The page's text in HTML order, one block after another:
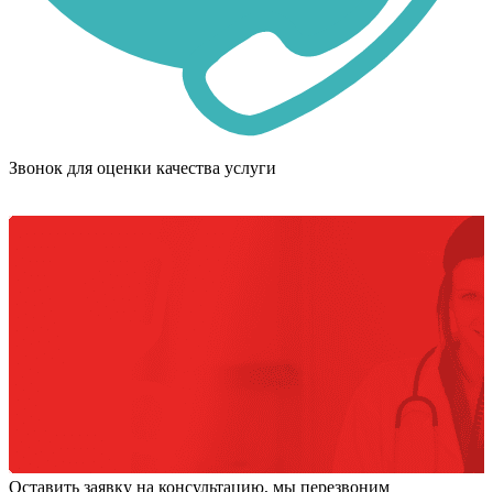
Звонок для оценки качества услуги
Оставить заявку на консультацию, мы перезвоним